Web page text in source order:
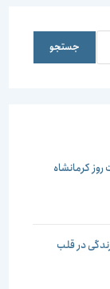
جستجو
کرمانشاه
در قلب